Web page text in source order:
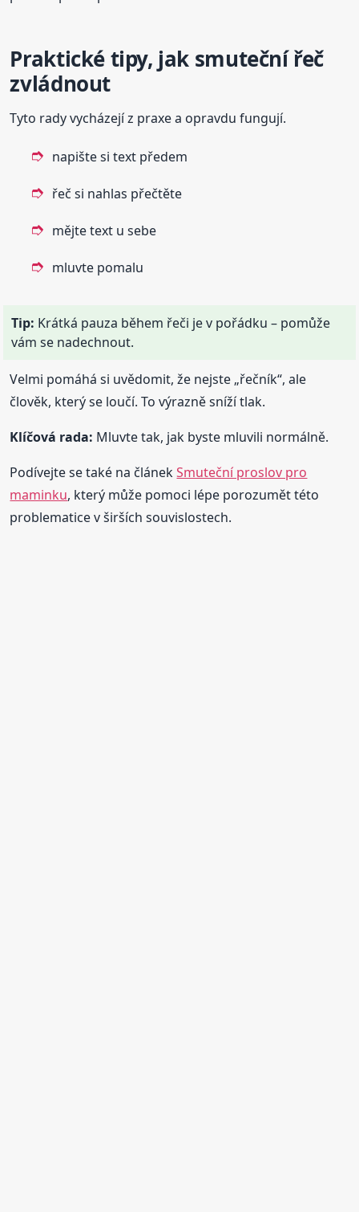
Praktické tipy, jak smuteční řeč
zvládnout
Tyto rady vycházejí z praxe a opravdu fungují.
napište si text předem
řeč si nahlas přečtěte
mějte text u sebe
mluvte pomalu
Tip: Krátká pauza během řeči je v pořádku – pomůže
vám se nadechnout.
Velmi pomáhá si uvědomit, že nejste „řečník“, ale
člověk, který se loučí. To výrazně sníží tlak.
Klíčová rada: Mluvte tak, jak byste mluvili normálně.
Podívejte se také na článekSmuteční proslov pro
maminku, který může pomoci lépe porozumět této
problematice v širších souvislostech.